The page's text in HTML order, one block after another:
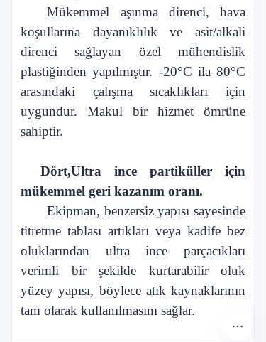
Mükemmel aşınma direnci, hava
koşullarına dayanıklılık ve asit/alkali
direnci sağlayan özel mühendislik
plastiğinden yapılmıştır. -20°C ila 80°C
arasındaki çalışma sıcaklıkları için
uygundur. Makul bir hizmet ömrüne
sahiptir.
Dört,Ultra ince partiküller için
mükemmel geri kazanım oranı.
Ekipman, benzersiz yapısı sayesinde
titretme tablası artıkları veya kadife bez
oluklarından ultra ince parçacıkları
verimli bir şekilde kurtarabilir
oluk
yüzey yapısı, böylece atık kaynaklarının
tam olarak kullanılmasını sağlar.